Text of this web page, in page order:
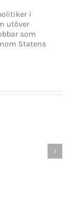
i
utöver
som
Statens